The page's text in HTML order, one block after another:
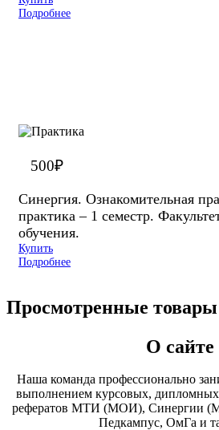
Подробнее
500₽
Синергия. Ознакомительная
практика – 1 семестр.
обучения.
Купить
Подробнее
Просмотренные товары
О сайте
Наша команда профессионально
выполнением курсовых,
рефератов МТИ (МОИ),
Педкампус, ОмГа и